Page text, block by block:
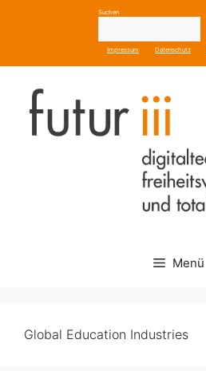
Suchen
Impressum Datenschutz
Menü
Global Education Industries